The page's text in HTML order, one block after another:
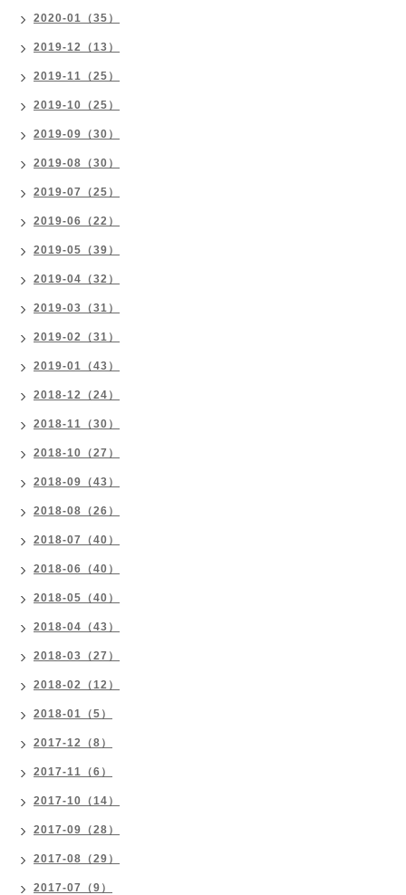
2020-01（35）
2019-12（13）
2019-11（25）
2019-10（25）
2019-09（30）
2019-08（30）
2019-07（25）
2019-06（22）
2019-05（39）
2019-04（32）
2019-03（31）
2019-02（31）
2019-01（43）
2018-12（24）
2018-11（30）
2018-10（27）
2018-09（43）
2018-08（26）
2018-07（40）
2018-06（40）
2018-05（40）
2018-04（43）
2018-03（27）
2018-02（12）
2018-01（5）
2017-12（8）
2017-11（6）
2017-10（14）
2017-09（28）
2017-08（29）
2017-07（9）